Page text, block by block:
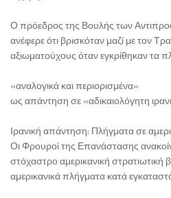
Ο πρόεδρος της Βουλής των
ανέφερε ότι βρισκόταν μαζί με τον
αξιωματούχους όταν εγκρίθηκαν τα
«αναλογικά και περιορισμένα»
ως απάντηση σε «αδικαιολόγητη
Ιρανική απάντηση: Πλήγματα σε
Οι Φρουροί της Επανάστασης
στόχαστρο αμερικανική στρατιωτική
αμερικανικά πλήγματα κατά